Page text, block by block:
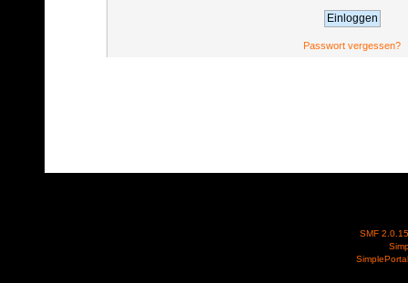
Passwort vergessen?
SMF 2.0.15